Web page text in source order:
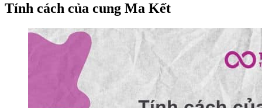
Tính cách của cung Ma Kết